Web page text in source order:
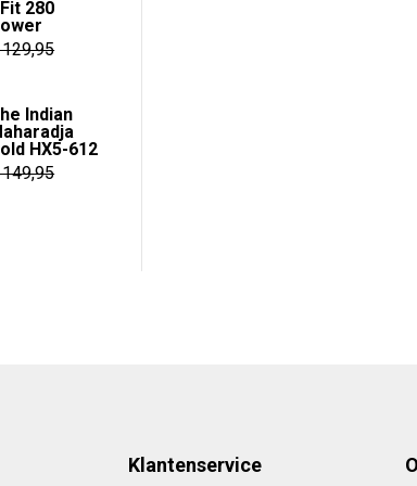
was:
€ 89,95.
280
Indian
HX5-612
Klantenservice